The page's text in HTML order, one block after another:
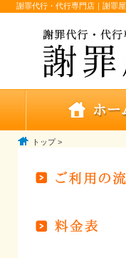
謝罪代行・代行専門店｜謝罪屋
トップ>